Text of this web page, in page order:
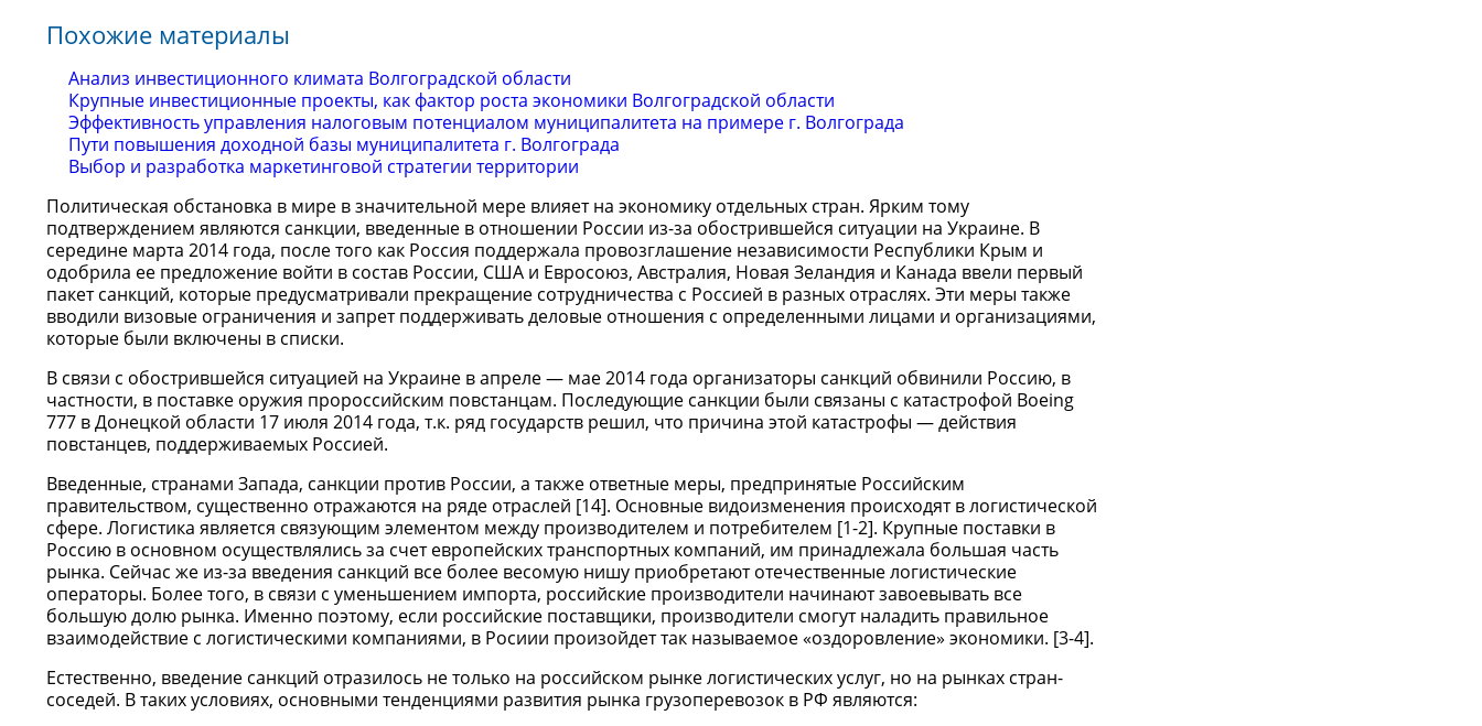
Похожие материалы
Анализ инвестиционного климата Волгоградской области
Крупные инвестиционные проекты, как фактор роста экономики Волгоградской области
Эффективность управления налоговым потенциалом муниципалитета на примере г. Волгограда
Пути повышения доходной базы муниципалитета г. Волгограда
Выбор и разработка маркетинговой стратегии территории
Политическая обстановка в мире в значительной мере влияет на экономику отдельных стран. Ярким тому
подтверждением являются санкции, введенные в отношении России из-за обострившейся ситуации на Украине. В
середине марта 2014 года, после того как Россия поддержала провозглашение независимости Республики Крым и
одобрила ее предложение войти в состав России, США и Евросоюз, Австралия, Новая Зеландия и Канада ввели первый
пакет санкций, которые предусматривали прекращение сотрудничества с Россией в разных отраслях. Эти меры также
вводили визовые ограничения и запрет поддерживать деловые отношения с определенными лицами и организациями,
которые были включены в списки.
В связи с обострившейся ситуацией на Украине в апреле — мае 2014 года организаторы санкций обвинили Россию, в
частности, в поставке оружия пророссийским повстанцам. Последующие санкции были связаны с катастрофой Boeing
777 в Донецкой области 17 июля 2014 года, т.к. ряд государств решил, что причина этой катастрофы — действия
повстанцев, поддерживаемых Россией.
Введенные, странами Запада, санкции против России, а также ответные меры, предпринятые Российским
правительством, существенно отражаются на ряде отраслей [14]. Основные видоизменения происходят в логистической
сфере. Логистика является связующим элементом между производителем и потребителем [1-2]. Крупные поставки в
Россию в основном осуществлялись за счет европейских транспортных компаний, им принадлежала большая часть
рынка. Сейчас же из-за введения санкций все более весомую нишу приобретают отечественные логистические
операторы. Более того, в связи с уменьшением импорта, российские производители начинают завоевывать все
большую долю рынка. Именно поэтому, если российские поставщики, производители смогут наладить правильное
взаимодействие с логистическими компаниями, в Росиии произойдет так называемое «оздоровление» экономики. [3-4].
Естественно, введение санкций отразилось не только на российском рынке логистических услуг, но на рынках стран-
соседей. В таких условиях, основными тенденциями развития рынка грузоперевозок в РФ являются: